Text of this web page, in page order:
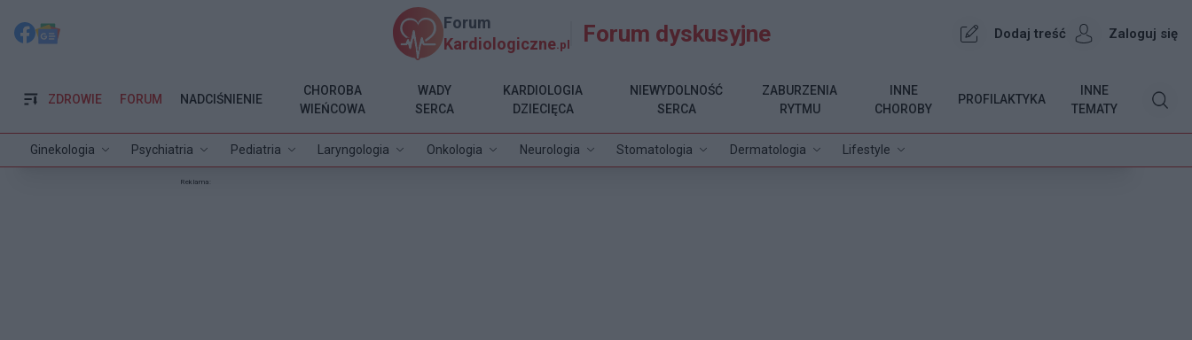
Forum
Kardiologiczne .pl Forum dyskusyjne Dodaj treść Zaloguj się
ZDROWIE
Ginekologia Psychiatria Pediatria Laryngologia Onkologia Neurologia Stomatologia Dermatologia Lifestyle
FORUM NADCIŚNIENIE
CHOROBA
WIEŃCOWA
WADY
SERCA
KARDIOLOGIA
DZIECIĘCA
NIEWYDOLNOŚĆ
SERCA
ZABURZENIA
RYTMU
INNE
CHOROBY
PROFILAKTYKA
INNE
TEMATY
Reklama: